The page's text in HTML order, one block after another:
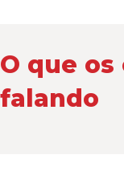
O que
falando